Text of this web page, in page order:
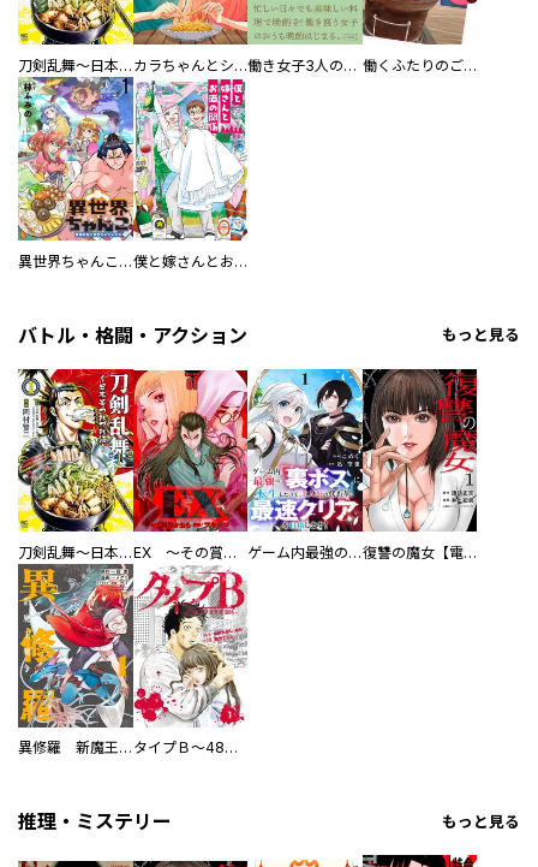
刀剣乱舞～日本号つれづれ酒～ カラちゃんとシトーさんと、 【分冊版】 働き女子3人のおうち晩酌 働くふたりのごほうび飯
異世界ちゃんこ～横綱目前に召喚されたんだが～ 【連載版】 僕と嫁さんとお酒の関係
バトル・格闘・アクション もっと見る
刀剣乱舞～日本号つれづれ酒～ EX ～その賞金稼ぎは、世界の出口を探す～【単行本版】 ゲーム内最強の『裏ボス』に転生したので、主人公の代わりに最速クリアを目指します！【電子単行本版】 復讐の魔女【電子単行本版】
異修羅 新魔王戦争 タイプＢ～48時間後、致死率100％～【単話】
推理・ミステリー もっと見る